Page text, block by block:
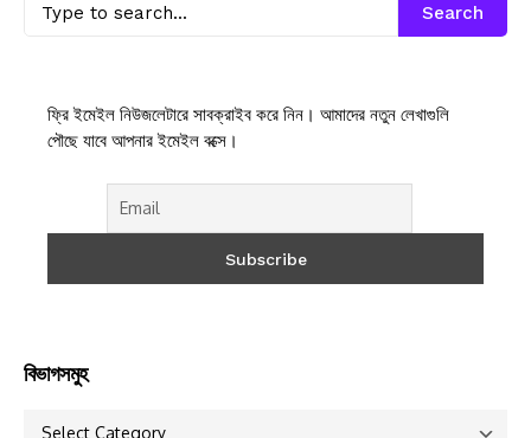
Search
ফ্রি ইমেইল নিউজলেটারে সাবক্রাইব করে নিন। আমাদের নতুন লেখাগুলি
পৌছে যাবে আপনার ইমেইল বক্সে।
বিভাগসমুহ